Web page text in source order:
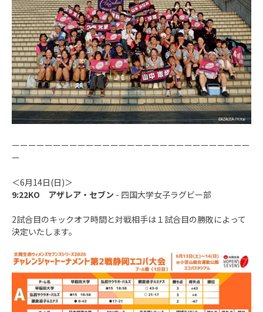
ーーーーーーーーーーーーーーーーーーーーーーーーーーーーー
ー
＜6月14日(日)＞
9:22KO アザレア・セブン - 四国大学女子ラグビー部
2試合目のキックオフ時間と対戦相手は１試合目の勝敗によって
決定いたします。